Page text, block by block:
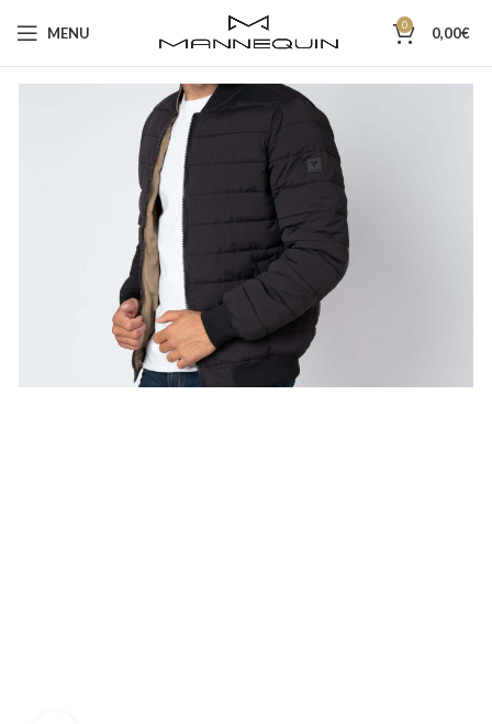
MENU 0 0,00€